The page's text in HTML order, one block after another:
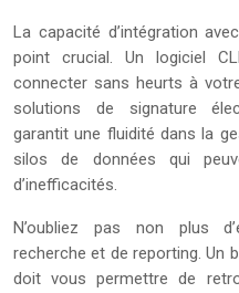
La capacité d’intégration
point crucial. Un logiciel
connecter sans heurts à
solutions de signature
garantit une fluidité dans la
silos de données qui
d’inefficacités.
N’oubliez pas non plus
recherche et de reporting. Un
doit vous permettre de